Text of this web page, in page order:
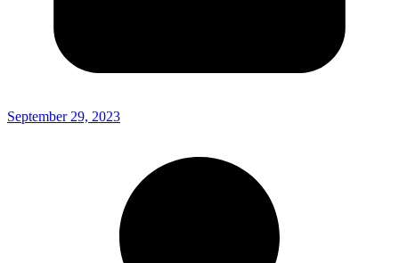
September 29, 2023